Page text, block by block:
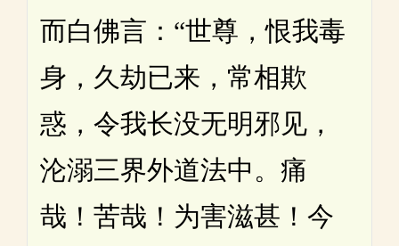
而白佛言：“世尊，恨我毒
身，久劫已来，常相欺
惑，令我长没无明邪见，
沦溺三界外道法中。痛
哉！苦哉！为害滋甚！今